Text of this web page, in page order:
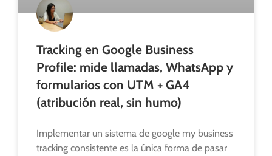
Tracking en Google Business
Profile: mide llamadas, WhatsApp y
formularios con UTM + GA4
(atribución real, sin humo)
Implementar un sistema de google my business
tracking consistente es la única forma de pasar